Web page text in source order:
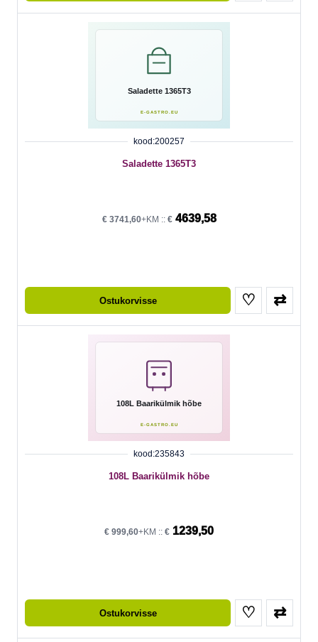
kood:200257
Saladette 1365T3
€3741,60+KM :: €4639,58
Ostukorvisse ♡ ⇄
kood:235843
108L Baarikülmik hõbe
€ 999,60+KM :: € 1239,50
Ostukorvisse ♡ ⇄